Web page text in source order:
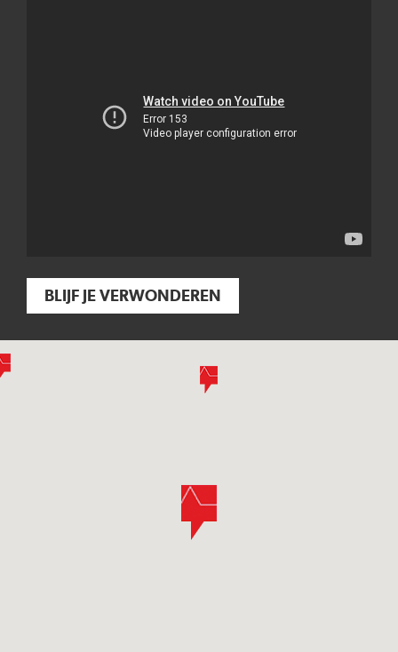
BLIJF JE VERWONDEREN